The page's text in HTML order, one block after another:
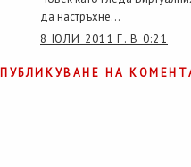
да настръхне...
8 ЮЛИ 2011 Г. В 0:21
ПУБЛИКУВАНЕ НА